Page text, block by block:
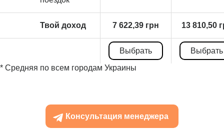
Твой доход 7 622,39 грн 13 810,50
Выбрать
Выбрать
* Средняя по всем городам Украины
Консультация менеджера